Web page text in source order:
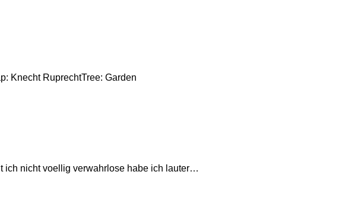
Knecht RuprechtTree: Garden
ich nicht voellig verwahrlose habe ich lauter…